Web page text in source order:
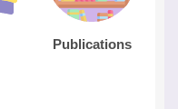
Publications